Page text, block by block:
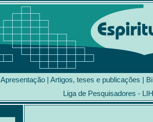
Apresentação | Artigos, teses e publicações |
Liga de Pesquisadores -